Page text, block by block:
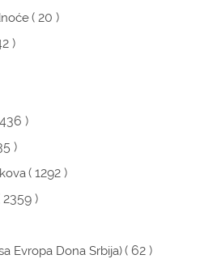
( 20 )
)
)
)
( 1292 )
2359 )
Evropa Dona Srbija)( 62 )